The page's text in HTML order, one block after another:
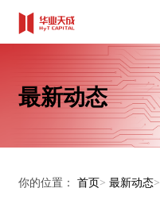
最新动态
你的位置： 首页> 最新动态>